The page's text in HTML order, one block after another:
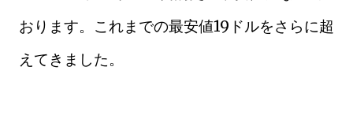
おります。これまでの最安値19ドルをさらに超
えてきました。